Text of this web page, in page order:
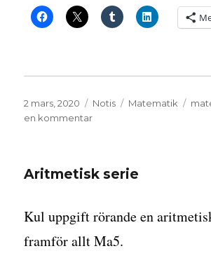
Publicerat
den
2 mars, 2020 Format
Notis Kategorier
Matematik
en kommentartill
Ma5
Aritmetisk serie
Kul uppgift rörande en
framför allt Ma5.